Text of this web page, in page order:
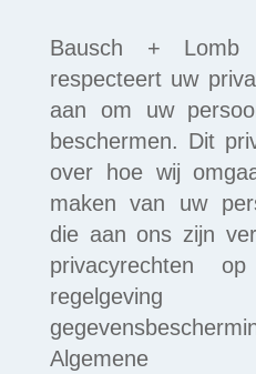
Bausch + Lomb
respecteert uw
aan om uw
beschermen. Dit
over hoe wij
maken van uw
die aan ons zijn
privacyrechten
Algemene